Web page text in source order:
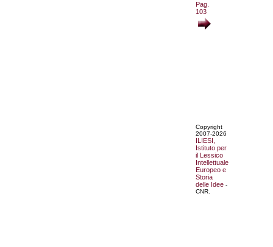
Pag.
103
Copyright
2007-2026
ILIESI,
Istituto per
il Lessico
Intellettuale
Europeo e
Storia
delle Idee -
CNR.